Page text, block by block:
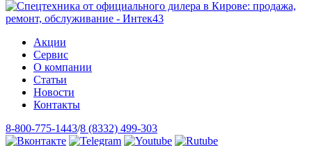
Акции
Сервис
О компании
Статьи
Новости
Контакты
8-800-775-1443/8 (8332) 499-303